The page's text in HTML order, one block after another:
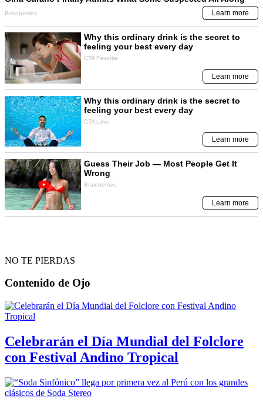
NO TE PIERDAS
Contenido de Ojo
Celebrarán el Día Mundial del Folclore
con Festival Andino Tropical